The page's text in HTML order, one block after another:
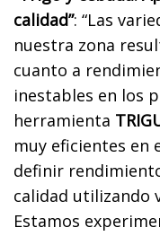
calidad”: “Las
nuestra zona
cuanto a
inestables en los
herramienta
muy eficientes en
definir
calidad utilizando
Estamos